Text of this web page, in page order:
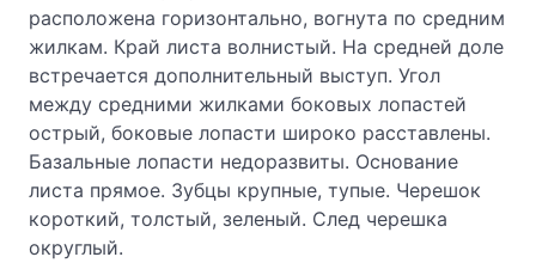
расположена горизонтально, вогнута по средним
жилкам. Край листа волнистый. На средней доле
встречается дополнительный выступ. Угол
между средними жилками боковых лопастей
острый, боковые лопасти широко расставлены.
Базальные лопасти недоразвиты. Основание
листа прямое. Зубцы крупные, тупые. Черешок
короткий, толстый, зеленый. След черешка
округлый.